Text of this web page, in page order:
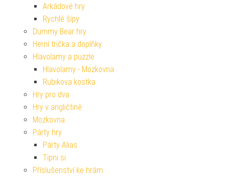
Arkádové hry
Rychlé šípy
Dummy Bear hry
Herní trička a doplňky
Hlavolamy a puzzle
Hlavolamy - Mozkovna
Rubikova kostka
Hry pro dva
Hry v angličtině
Mozkovna
Párty hry
Párty Alias
Tipni si
Příslušenství ke hrám